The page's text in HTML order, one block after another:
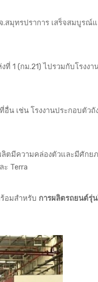
.สมุทรปราการ เสร็จสมบูรณ์
ที่ 1 (กม.21) ไปรวมกับโรงง
อื่น เช่น โรงงานประกอบตัว
ตมีความคล่องตัวและมีศักย
ะ Terra
อมสำหรับ การผลิตรถยนต์รุ่